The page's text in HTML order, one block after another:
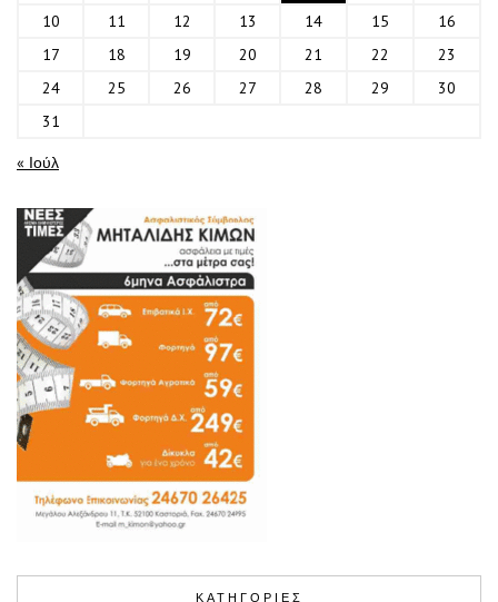
10
11 12 13 14 15
16
17
18 19 20 21 22
23
24
25 26 27 28 29
30
31
« Ιούλ
ΚΑΤΗΓΟΡΙΕΣ